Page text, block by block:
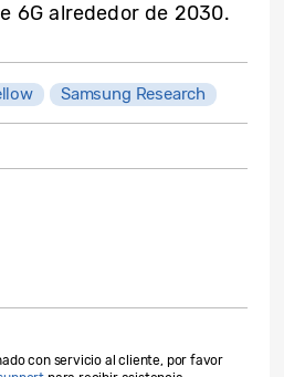
6G alrededor de 2030.
Samsung Research
con servicio al cliente, por favor